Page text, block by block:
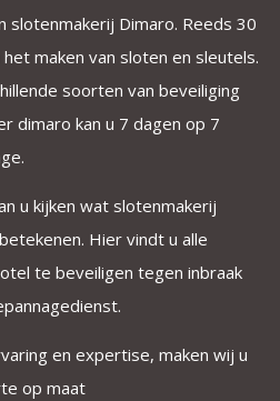
slotenmakerij Dimaro. Reeds 30
maken van sloten en sleutels.
soorten van beveiliging
dimaro kan u 7 dagen op 7
u kijken wat slotenmakerij
Hier vindt u alle
te beveiligen tegen inbraak
en expertise, maken wij u
op maat